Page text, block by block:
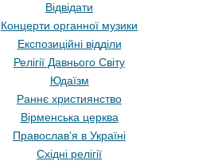
Відвідати
Концерти органної музики
Експозиційні відділи
Релігії Давнього Світу
Юдаїзм
Раннє християнство
Вірменська церква
Православ’я в Україні
Східні релігії